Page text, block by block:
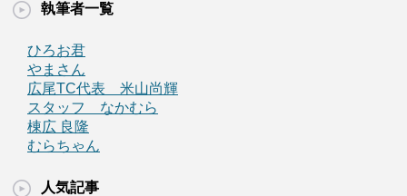
執筆者一覧
ひろお君
やまさん
広尾TC代表 米山尚輝
スタッフ なかむら
棟広 良隆
むらちゃん
人気記事